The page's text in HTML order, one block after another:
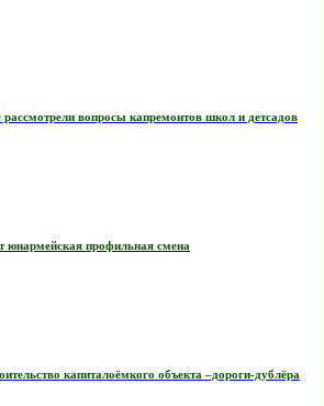
рассмотрели вопросы капремонтов школ и детсадов
юнармейская профильная смена
капиталоёмкого объекта –дороги-дублёра